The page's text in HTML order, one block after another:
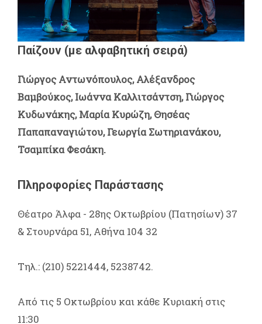
Παίζουν (με αλφαβητική σειρά)
Γιώργος Αντωνόπουλος, Αλέξανδρος
Βαμβούκος, Ιωάννα Καλλιτσάντση, Γιώργος
Κυδωνάκης, Μαρία Κυρώζη, Θησέας
Παπαπαναγιώτου, Γεωργία Σωτηριανάκου,
Τσαμπίκα Φεσάκη.
Πληροφορίες Παράστασης
Θέατρο Άλφα - 28ης Οκτωβρίου (Πατησίων) 37
& Στουρνάρα 51, Αθήνα 104 32
Τηλ.: (210) 5221444, 5238742.
Από τις 5 Οκτωβρίου και κάθε Κυριακή στις
11:30